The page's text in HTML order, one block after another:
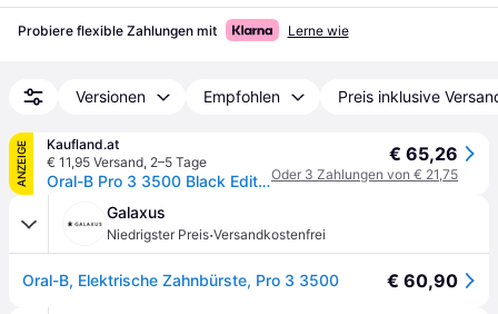
Probiere flexible Zahlungen mit Lerne wie
Versionen Empfohlen Preis inklusive
ANZEIGE
Kaufland.at
€ 11,95 Versand, 2–5 Tage
Oral-B Pro 3 3500 Black Edition +Reise-Etui JAS22
€ 65,26
Oder 3 Zahlungen von € 21,75
Galaxus
Niedrigster Preis·Versandkostenfrei
Oral-B, Elektrische Zahnbürste, Pro 3 3500 € 60,90